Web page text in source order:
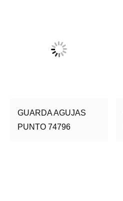
GUARDA AGUJAS
PUNTO 74796